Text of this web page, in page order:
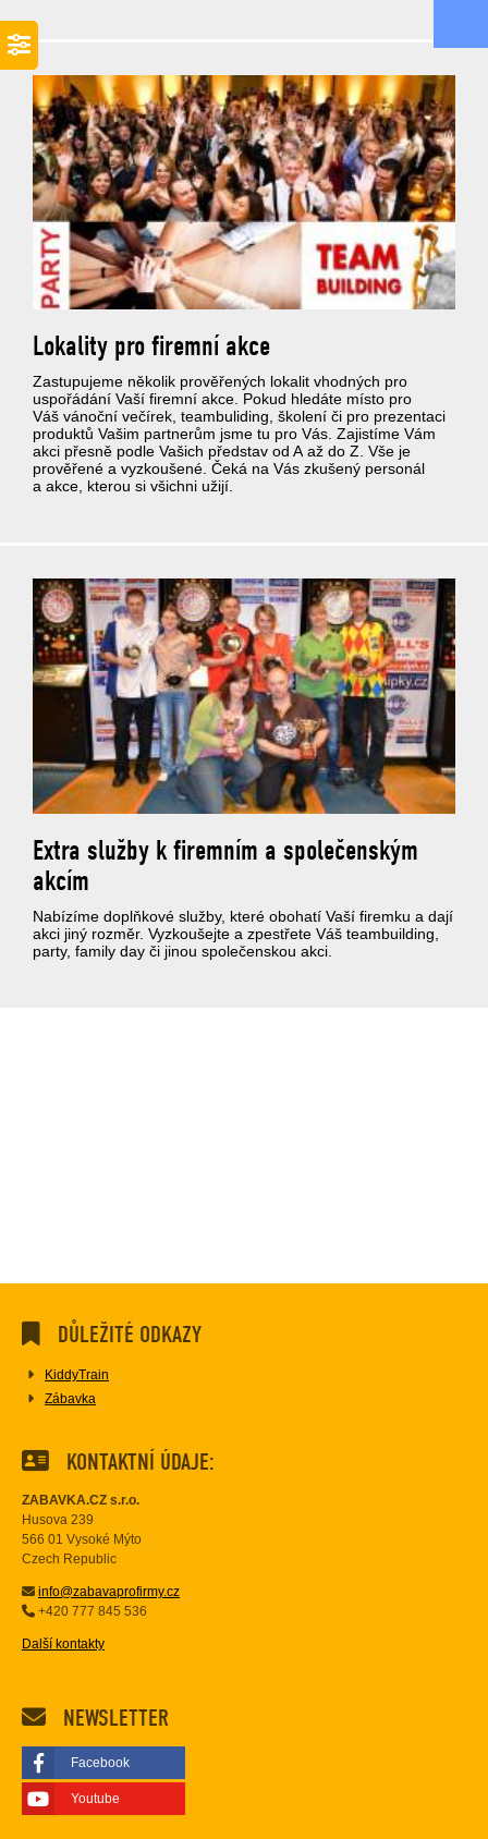
Lokality pro firemní akce
Zastupujeme několik prověřených lokalit vhodných pro
uspořádání Vaší firemní akce. Pokud hledáte místo pro
Váš vánoční večírek, teambuliding, školení či pro prezentaci
produktů Vašim partnerům jsme tu pro Vás. Zajistíme Vám
akci přesně podle Vašich představ od A až do Z. Vše je
prověřené a vyzkoušené. Čeká na Vás zkušený personál
a akce, kterou si všichni užijí.
Extra služby k firemním a společenským
akcím
Nabízíme doplňkové služby, které obohatí Vaší firemku a dají
akci jiný rozměr. Vyzkoušejte a zpestřete Váš teambuilding,
party, family day či jinou společenskou akci.
DŮLEŽITÉ ODKAZY
KiddyTrain
Zábavka
KONTAKTNÍ ÚDAJE:
ZABAVKA.CZ s.r.o.
Husova 239
566 01 Vysoké Mýto
Czech Republic
info@zabavaprofirmy.cz
+420 777 845 536
Další kontakty
NEWSLETTER
Facebook
Youtube